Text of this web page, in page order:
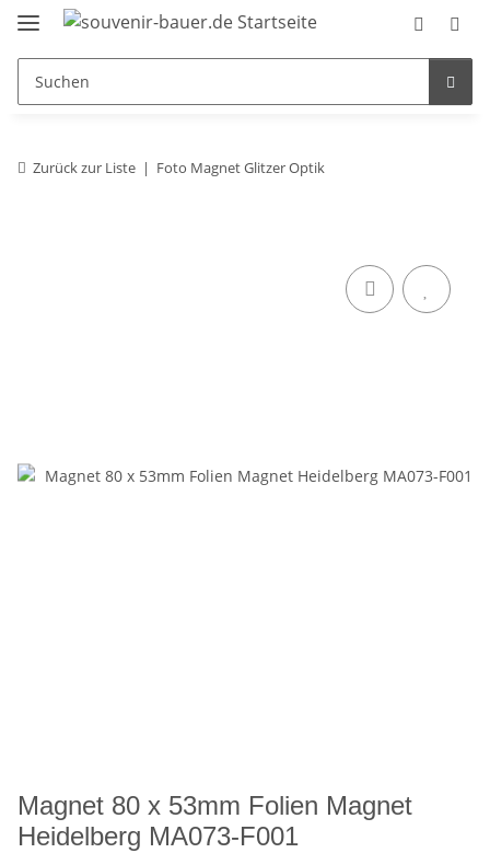
Zurück zur Liste Foto Magnet Glitzer Optik
Magnet 80 x 53mm Folien Magnet
Heidelberg MA073-F001